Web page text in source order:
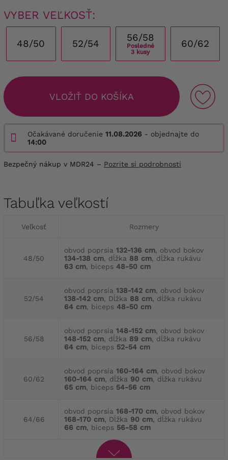
VYBER VEĽKOSŤ:
48/50 52/54
56/58
Posledné
3 kusy
60/62
VLOŽIŤ DO KOŠÍKA
Očakávané doručenie 11.08.2026 - objednajte do
14:00
Bezpečný nákup v MDR24 – Pozrite si podrobnosti
Tabuľka veľkostí
Veľkosť Rozmery
48/50
obvod poprsia 132-136 cm, obvod bokov
134-138 cm, dĺžka 88 cm, dĺžka rukávu
63 cm, biceps 48-50 cm
52/54
obvod poprsia 138-142 cm, obvod bokov
138-142 cm, Dĺžka 88 cm, dĺžka rukávu
64 cm, biceps 48-50 cm
56/58
obvod poprsia 148-152 cm, obvod bokov
148-152 cm, dĺžka 89 cm, dĺžka rukávu
64 cm, biceps 52-54 cm
60/62
obvod poprsia 160-164 cm, obvod bokov
160-164 cm, dĺžka 90 cm, dĺžka rukávu
65 cm, biceps 54-56 cm
64/66
obvod poprsia 168-170 cm, obvod bokov
168-170 cm, Dĺžka 90 cm, dĺžka rukávu
66 cm, biceps 56-58 cm